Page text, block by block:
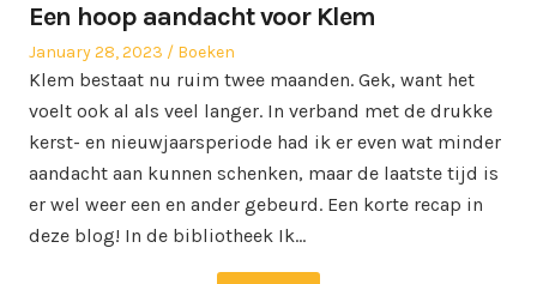
Een hoop aandacht voor Klem
Posted
on
January 28, 2023
Posted
in
Boeken
Klem bestaat nu ruim twee maanden. Gek, want het
voelt ook al als veel langer. In verband met de drukke
kerst- en nieuwjaarsperiode had ik er even wat minder
aandacht aan kunnen schenken, maar de laatste tijd is
er wel weer een en ander gebeurd. Een korte recap in
deze blog! In de bibliotheek Ik…